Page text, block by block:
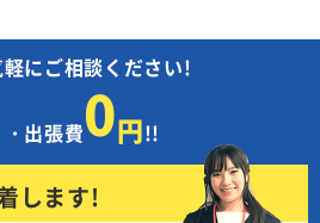
軽にご相談ください!
出張費0円!!
します!